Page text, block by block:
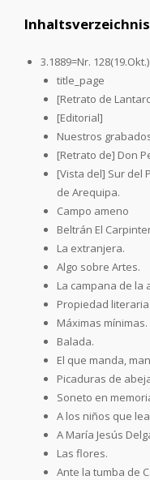
Inhaltsverzeichnis
3.1889=Nr. 128(19.Okt.)
title_page
[Retrato de
[Editorial]
Nuestros
[Retrato de] Don
[Vista del] Sur del
de Arequipa.
Campo ameno
Beltrán El
La extranjera.
Algo sobre Artes.
La campana de la
Propiedad literaria.
Máximas mínimas.
Balada.
El que manda,
Picaduras de
Soneto en
A los niños que
A María Jesús
Las flores.
Ante la tumba de